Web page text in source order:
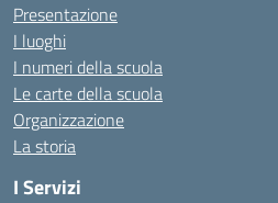
Presentazione
I luoghi
I numeri della scuola
Le carte della scuola
Organizzazione
La storia
I Servizi